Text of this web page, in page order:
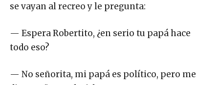
se vayan al recreo y le pregunta:
— Espera Robertito, ¿en serio tu papá hace
todo eso?
— No señorita, mi papá es político, pero me